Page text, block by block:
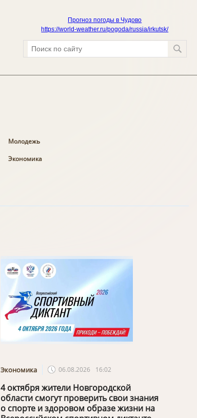
Прогноз погоды в Чудово
https://world-weather.ru/pogoda/russia/irkutsk/
Молодежь
Экономика
Экономика 06.08.2026 16:02
4 октября жители Новгородской
области смогут проверить свои знания
о спорте и здоровом образе жизни на